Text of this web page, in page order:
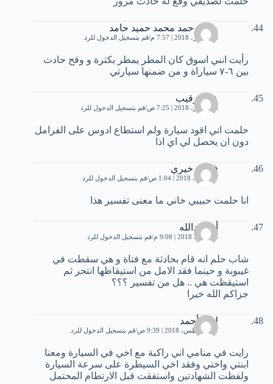
محمد حمد محمد حميد حامد
24 فبراير، 2018 | 7:57 م قم بتسجيل الدخول للرد
رأيت انني اسوق كان المطر يمطر بكثرة و وقح حادث
بين ٦-٧ سياراة و من ضمنها سيارتي
عبدالرقيب
26 فبراير، 2018 | 7:25 ص قم بتسجيل الدخول للرد
حلمت اني اقود سيارة ولم استطاع ادوس على الفرامل
دون ان يحصل لي اي اذا
فتحيه خيري
11 أبريل، 2018 | 1:04 ص قم بتسجيل الدخول للرد
انا حلمت حبيبي خاني ما معنى تفسير هذا
أم عبدالله
22 يونيو، 2018 | 9:08 م قم بتسجيل الدخول للرد
شاب حلم انه قام بحادثة مع فتاة و هي سقطت في
غيبوبة و حينما فقد الامل من استيقاظها انتحر ثم
استيقظت هي .. هل من تفسير ؟؟؟
جزاكم الله خيرا
ليلى أحمد
11 أغسطس، 2018 | 9:39 ص قم بتسجيل الدخول للرد
رايت في منامي اني راكبة مع اخي في السيارة ومعنا
ابنتي واختي وفقد اخي السيطرة على سرعة السيارة
ولفظت الشهادتين واستفقت قبل الارتطام المحتمل